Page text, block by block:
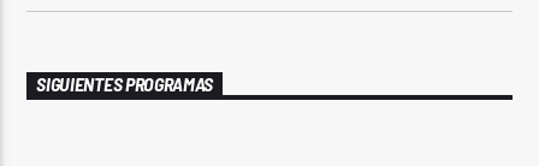
SIGUIENTES PROGRAMAS